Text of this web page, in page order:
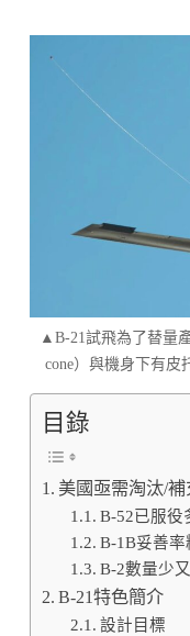
▲B-21試飛為了替量
cone）與機身下有皮
目錄
美國亟需淘汰/
B-52已服役
B-1B妥善率
B-2數量少
B-21特色簡介
設計目標